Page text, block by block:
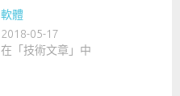
軟體
2018-05-17
在「技術文章」中